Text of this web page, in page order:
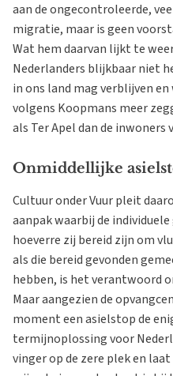
aan de ongecontroleerde,
migratie, maar is geen
Wat hem daarvan lijkt te
Nederlanders blijkbaar niet
in ons land mag verblijven
volgens Koopmans meer
als Ter Apel dan de inwoners
Onmiddellijke
Cultuur onder Vuur pleit
aanpak waarbij de
hoeverre zij bereid zijn om
als die bereid gevonden
hebben, is het verantwoord
Maar aangezien de
moment een asielstop de
termijnoplossing voor
vinger op de zere plek en